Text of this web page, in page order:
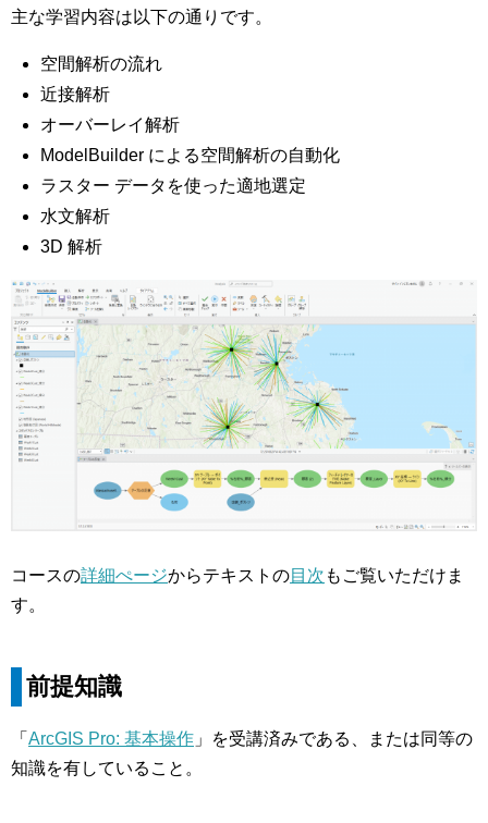
主な学習内容は以下の通りです。
空間解析の流れ
近接解析
オーバーレイ解析
ModelBuilder による空間解析の自動化
ラスター データを使った適地選定
水文解析
3D 解析
コースの詳細ぺージからテキストの目次 もご覧いただけま
す。
前提知識
「 ArcGIS Pro: 基本操作 」を受講済みである、または同等の
知識を有していること。